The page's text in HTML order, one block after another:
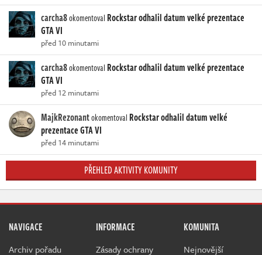
carcha8okomentoval Rockstar odhalil datum velké prezentace
GTA VI
před 10 minutami
carcha8okomentoval Rockstar odhalil datum velké prezentace
GTA VI
před 12 minutami
MajkRezonantokomentoval Rockstar odhalil datum velké
prezentace GTA VI
před 14 minutami
PŘEHLED AKTIVITY KOMUNITY
NAVIGACE
Archiv pořadu
INFORMACE
Zásady ochrany
KOMUNITA
Nejnovější